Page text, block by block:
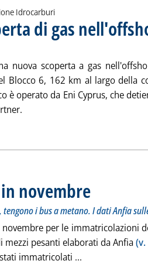
Idrocarburi
di gas
nuova scoperta a gas
Blocco 6, 162 km al largo della
è operato da Eni Cyprus, che
novembre
tengono i bus a metano. I dati Anfia
per le immatricolazioni
mezzi pesanti elaborati da Anfia
immatricolati ...